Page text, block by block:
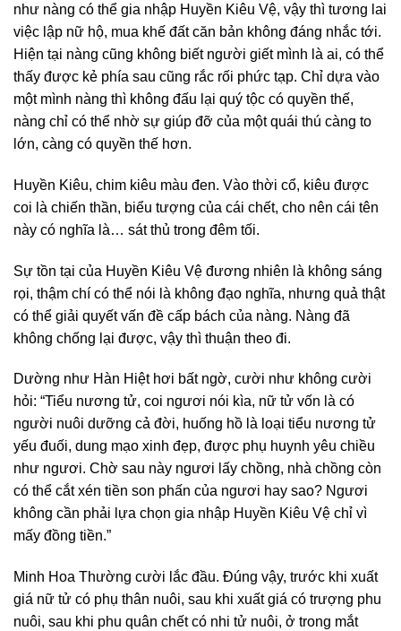
như nàng có thể gia nhập Huyền Kiêu Vệ, vậy thì tương lai
việc lập nữ hộ, mua khế đất căn bản không đáng nhắc tới.
Hiện tại nàng cũng không biết người giết mình là ai, có thể
thấy được kẻ phía sau cũng rắc rối phức tạp. Chỉ dựa vào
một mình nàng thì không đấu lại quý tộc có quyền thế,
nàng chỉ có thể nhờ sự giúp đỡ của một quái thú càng to
lớn, càng có quyền thế hơn.
Huyền Kiêu, chim kiêu màu đen. Vào thời cổ, kiêu được
coi là chiến thần, biểu tượng của cái chết, cho nên cái tên
này có nghĩa là… sát thủ trong đêm tối.
Sự tồn tại của Huyền Kiêu Vệ đương nhiên là không sáng
rọi, thậm chí có thể nói là không đạo nghĩa, nhưng quả thật
có thể giải quyết vấn đề cấp bách của nàng. Nàng đã
không chống lại được, vậy thì thuận theo đi.
Dường như Hàn Hiệt hơi bất ngờ, cười như không cười
hỏi: “Tiểu nương tử, coi ngươi nói kìa, nữ tử vốn là có
người nuôi dưỡng cả đời, huống hồ là loại tiểu nương tử
yếu đuối, dung mạo xinh đẹp, được phụ huynh yêu chiều
như ngươi. Chờ sau này ngươi lấy chồng, nhà chồng còn
có thể cắt xén tiền son phấn của ngươi hay sao? Ngươi
không cần phải lựa chọn gia nhập Huyền Kiêu Vệ chỉ vì
mấy đồng tiền.”
Minh Hoa Thường cười lắc đầu. Đúng vậy, trước khi xuất
giá nữ tử có phụ thân nuôi, sau khi xuất giá có trượng phu
nuôi, sau khi phu quân chết có nhi tử nuôi, ở trong mắt